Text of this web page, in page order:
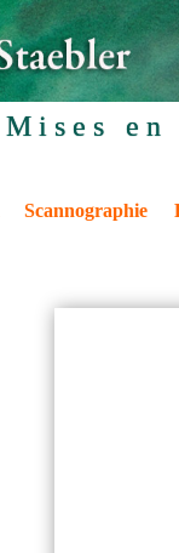
Mises en
Scannographie